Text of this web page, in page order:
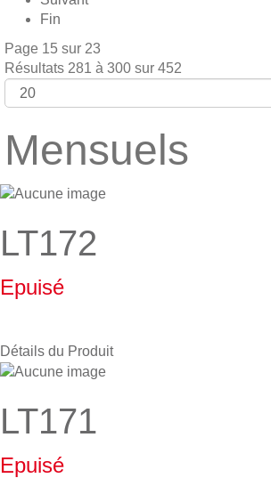
Fin
Page 15 sur 23
Résultats 281 à 300 sur 452
Mensuels
LT172
Epuisé
Détails du Produit
LT171
Epuisé